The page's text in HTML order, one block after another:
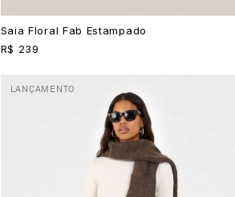
Saia Floral Fab Estampado
R$ 239
LANÇAMENTO